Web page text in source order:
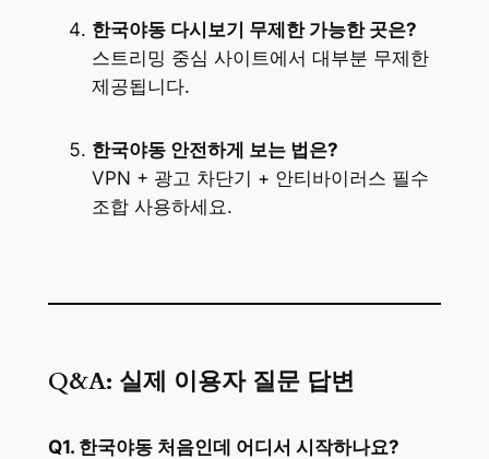
한국야동 다시보기 무제한 가능한 곳은?
스트리밍 중심 사이트에서 대부분 무제한
제공됩니다.
한국야동 안전하게 보는 법은?
VPN + 광고 차단기 + 안티바이러스 필수
조합 사용하세요.
Q&A: 실제 이용자 질문 답변
Q1. 한국야동 처음인데 어디서 시작하나요?